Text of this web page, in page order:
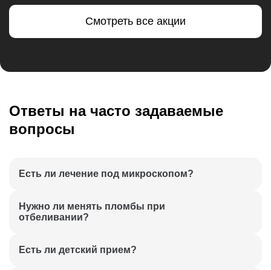
Смотреть все акции
Ответы на часто задаваемые
вопросы
Есть ли лечение под микроскопом?
высококвалифицированных врачей эндодонтистов
Нужно ли менять пломбы при
отбеливании?
замена. Точнее сможет сказать доктор во время
Есть ли детский прием?